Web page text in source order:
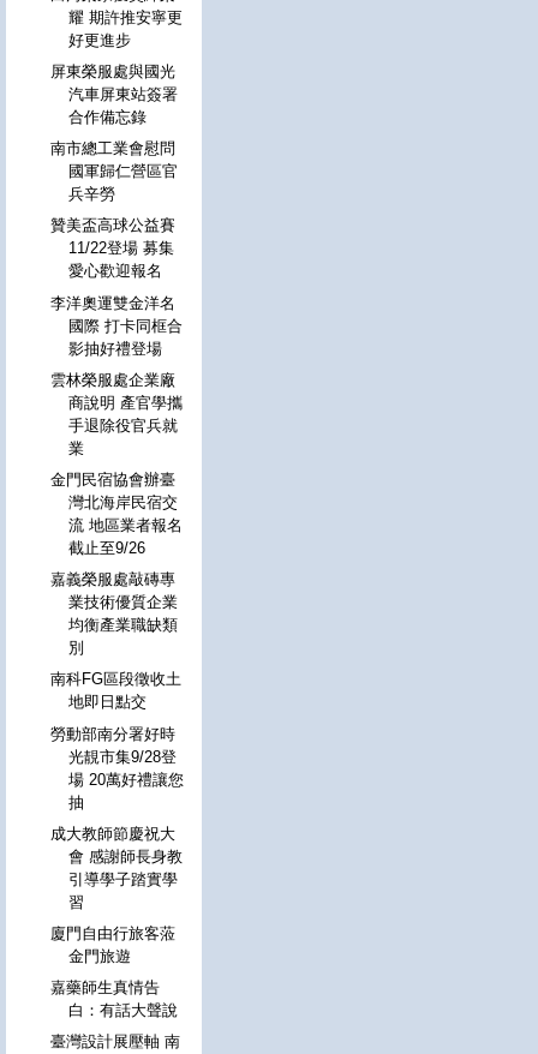
耀 期許推安寧更
好更進步
屏東榮服處與國光
汽車屏東站簽署
合作備忘錄
南市總工業會慰問
國軍歸仁營區官
兵辛勞
贊美盃高球公益賽
11/22登場 募集
愛心歡迎報名
李洋奧運雙金洋名
國際 打卡同框合
影抽好禮登場
雲林榮服處企業廠
商說明 產官學攜
手退除役官兵就
業
金門民宿協會辦臺
灣北海岸民宿交
流 地區業者報名
截止至9/26
嘉義榮服處敲磚專
業技術優質企業
均衡產業職缺類
別
南科FG區段徵收土
地即日點交
勞動部南分署好時
光靚市集9/28登
場 20萬好禮讓您
抽
成大教師節慶祝大
會 感謝師長身教
引導學子踏實學
習
廈門自由行旅客蒞
金門旅遊
嘉藥師生真情告
白：有話大聲說
臺灣設計展壓軸 南